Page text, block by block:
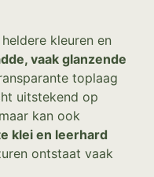
kleuren en
vaak glanzende
toplaag
uitstekend op
kan ook
klei en leerhard
ontstaat vaak